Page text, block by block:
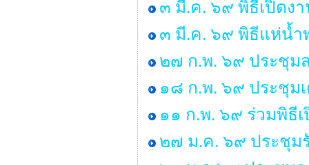
๓ มี.ค. ๖๙ พิธีเปิดง
๓ มี.ค. ๖๙ พิธีแห่น้ำ
๒๗ ก.พ. ๖๙ ประชุม
๑๘ ก.พ. ๖๙ ประชุม
๑๑ ก.พ. ๖๙ ร่วมพิธี
๒๗ ม.ค. ๖๙ ประชุม